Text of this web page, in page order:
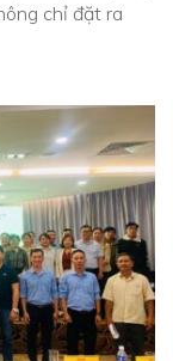
chỉ đặt ra